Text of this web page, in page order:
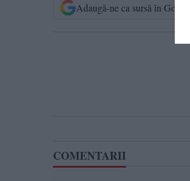
Adaugă-ne ca sursă în Google
COMENTARII